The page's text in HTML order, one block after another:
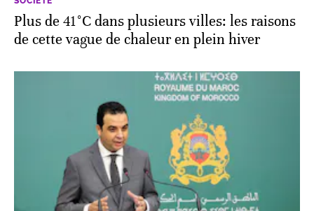
Plus de 41°C dans plusieurs villes: les raisons
de cette vague de chaleur en plein hiver